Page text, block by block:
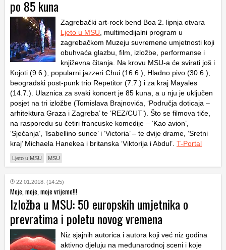
po 85 kuna
Zagrebački art-rock bend Boa 2. lipnja otvara
Ljeto u MSU , multimedijalni program u
zagrebačkom Muzeju suvremene umjetnosti koji
obuhvaća glazbu, film, izložbe, performanse i
književna čitanja. Na krovu MSU-a će svirati još i
Kojoti (9.6.), popularni jazzeri Chui (16.6.), Hladno pivo (30.6.),
beogradski post-punk trio Repetitor (7.7.) i za kraj Mayales
(14.7.). Ulaznica za svaki koncert je 85 kuna, a u nju je uključen
posjet na tri izložbe (Tomislava Brajnovića, ‘Područja doticaja –
arhitektura Graza i Zagreba’ te ‘REZ/CUT’). Što se filmova tiče,
na rasporedu su četiri francuske komedije – ‘Kao avion’,
‘Sjećanja’, ‘Isabellino sunce’ i ‘Victoria’ – te dvije drame, ‘Sretni
kraj’ Michaela Hanekea i britanska ‘Viktorija i Abdul’. T-Portal
Ljeto u MSU MSU
22.01.2018. (14:25)
Moje, moje, moje vrijeme!!!
Izložba u MSU: 50 europskih umjetnika o
prevratima i poletu novog vremena
Niz sjajnih autorica i autora koji već niz godina
aktivno djeluju na međunarodnoj sceni i koje